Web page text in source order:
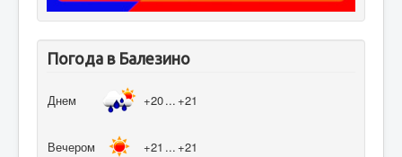
Погода в Балезино
Днем +20... +21
Вечером +21 ... +21